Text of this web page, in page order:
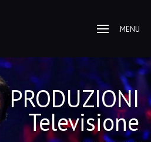
MENU
PRODUZIONI
Televisione